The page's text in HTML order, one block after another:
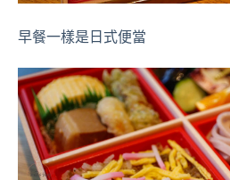
早餐一樣是日式便當